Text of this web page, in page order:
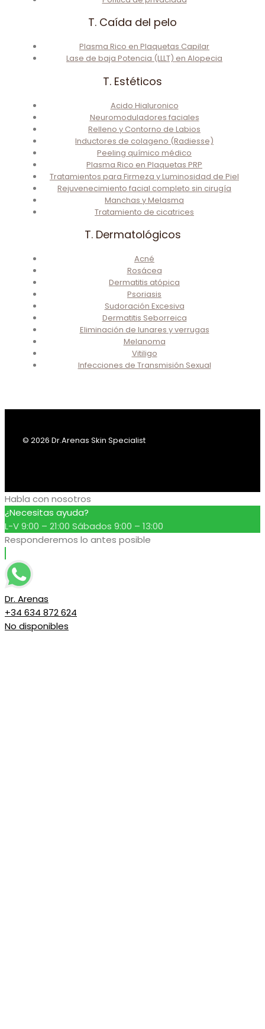
T. Caída del pelo
Plasma Rico en Plaquetas Capilar
Lase de baja Potencia (LLLT) en Alopecia
T. Estéticos
Acido Hialuronico
Neuromoduladores faciales
Relleno y Contorno de Labios
Inductores de colageno (Radiesse)
Peeling químico médico
Plasma Rico en Plaquetas PRP
Tratamientos para Firmeza y Luminosidad de Piel
Rejuvenecimiento facial completo sin cirugía
Manchas y Melasma
Tratamiento de cicatrices
T. Dermatológicos
Acné
Rosácea
Dermatitis atópica
Psoriasis
Sudoración Excesiva
Dermatitis Seborreica
Eliminación de lunares y verrugas
Melanoma
Vitiligo
Infecciones de Transmisión Sexual
© 2026 Dr.Arenas Skin Specialist
Habla con nosotros
¿Necesitas ayuda?
L-V 9:00 – 21:00 Sábados 9:00 – 13:00
Responderemos lo antes posible
Dr. Arenas
+34 634 872 624
No disponibles